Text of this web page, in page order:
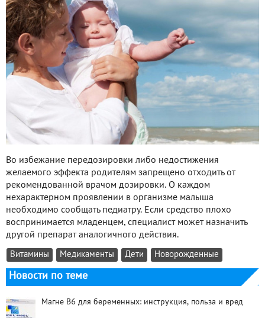
Во избежание передозировки либо недостижения
желаемого эффекта родителям запрещено отходить от
рекомендованной врачом дозировки. О каждом
нехарактерном проявлении в организме малыша
необходимо сообщать педиатру. Если средство плохо
воспринимается младенцем, специалист может назначить
другой препарат аналогичного действия.
Витамины Медикаменты Дети Новорожденные
Новости по теме
Магне B6 для беременных: инструкция, польза и вред